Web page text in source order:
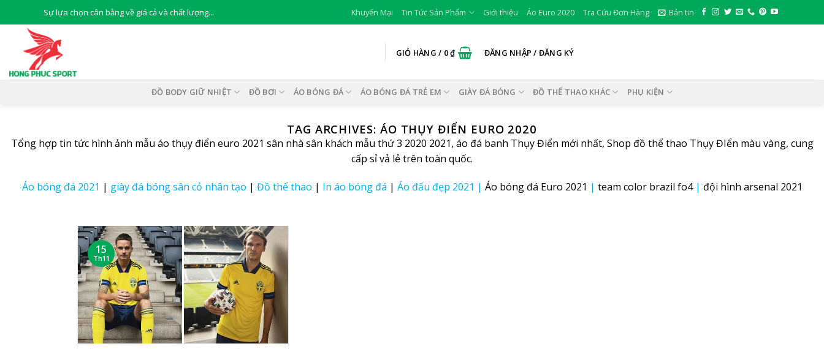
to
content
Sự lựa chọn cân bằng về giá cả và chất lượng... Khuyến Mại Tin Tức Sản Phẩm Giới thiệu Áo Euro 2020 Tra Cứu Đơn Hàng Bản tin
GIỎ HÀNG / 0₫ ĐĂNG NHẬP / ĐĂNG KÝ
ĐỒ BODY GIỮ NHIỆT ĐỒ BƠI ÁO BÓNG ĐÁ ÁO BÓNG ĐÁ TRẺ EM GIÀY ĐÁ BÓNG ĐỒ THỂ THAO KHÁC PHỤ KIỆN
TAG ARCHIVES: ÁO THỤY ĐIỂN EURO 2020
Tổng hợp tin tức hình ảnh mẫu áo thụy điển euro 2021 sân nhà sân khách mẫu thứ 3 2020 2021, áo đá banh Thụy Điển mới nhất, Shop đồ thể thao Thụy ĐIển màu vàng, cung
cấp sỉ vả lẻ trên toàn quốc.
Áo bóng đá 2021 | giày đá bóng sân cỏ nhân tạo | Đồ thể thao | In áo bóng đá | Áo đấu đẹp 2021 | Áo bóng đá Euro 2021 | team color brazil fo4| đội hình arsenal 2021
15
Th11